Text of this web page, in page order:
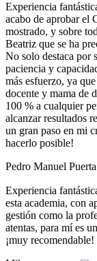
Experiencia
acabo de aprobar el
mostrado, y sobre
Beatriz que se ha
No solo destaca por
paciencia y
más esfuerzo, ya
docente y mama de
100 % a cualquier
alcanzar resultados
un gran paso en mi
hacerlo posible!
Pedro Manuel
Experiencia
esta academia, con
gestión como la
atentas, para mí es
¡muy recomendable!